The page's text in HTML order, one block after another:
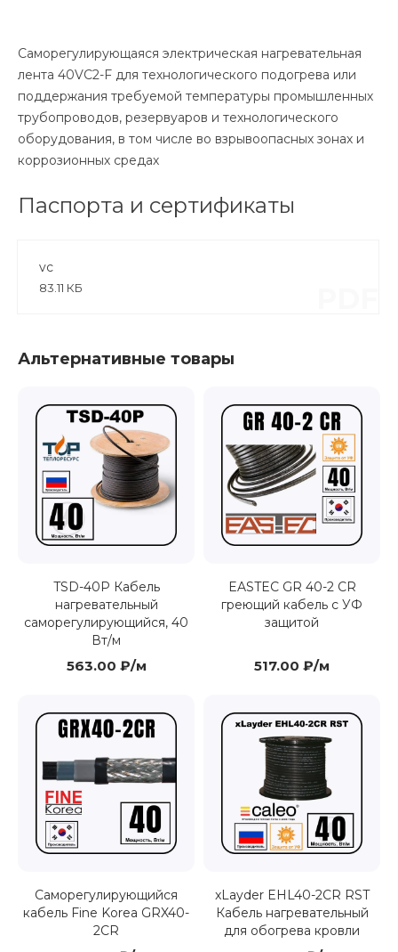
Саморегулирующаяся электрическая нагревательная
лента 40VC2-F для технологического подогрева или
поддержания требуемой температуры промышленных
трубопроводов, резервуаров и технологического
оборудования, в том числе во взрывоопасных зонах и
коррозионных средах
Паспорта и сертификаты
vc
83.11 КБ
Альтернативные товары
TSD-40P Кабель
нагревательный
саморегулирующийся, 40
Вт/м
563.00 ₽/м
EASTEC GR 40-2 CR
греющий кабель с УФ
защитой
517.00 ₽/м
Саморегулирующийся
кабель Fine Korea GRX40-
2CR
xLayder EHL40-2CR RST
Кабель нагревательный
для обогрева кровли